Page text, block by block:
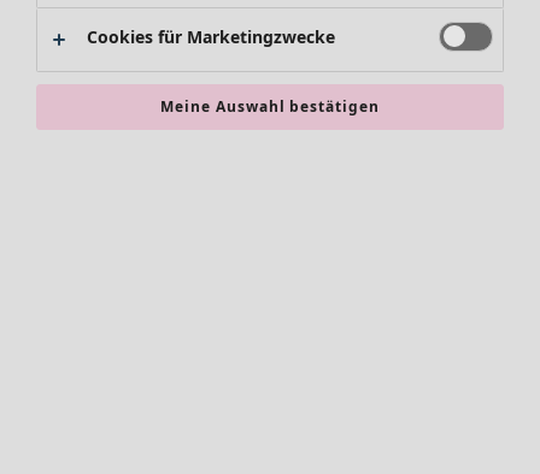
Sale-Neuheiten
Sale-Schnäppchen
Cookies für Marketingzwecke
Meine Auswahl bestätigen